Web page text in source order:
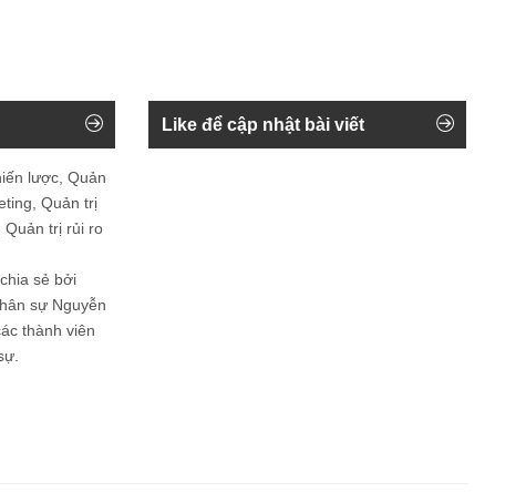
lược, Quản
Quản trị
Quản trị rủi ro
sẻ bởi
sự Nguyễn
thành viên
Like để cập nhật bài viết